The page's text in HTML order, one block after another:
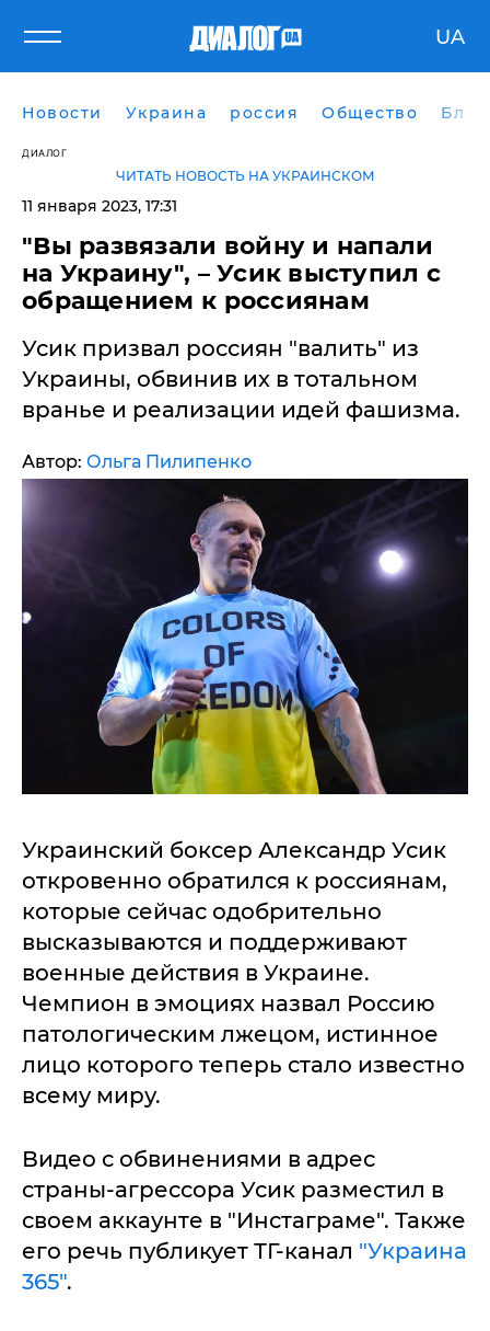
UA
Новости Украина россия Общество
ДИАЛОГ
ЧИТАТЬ НОВОСТЬ НА УКРАИНСКОМ
11 января 2023, 17:31
"Вы развязали войну и напали
на Украину", – Усик выступил с
обращением к россиянам
Усик призвал россиян "валить" из
Украины, обвинив их в тотальном
вранье и реализации идей фашизма.
Автор: Ольга Пилипенко
Украинский боксер Александр Усик
откровенно обратился к россиянам,
которые сейчас одобрительно
высказываются и поддерживают
военные действия в Украине.
Чемпион в эмоциях назвал Россию
патологическим лжецом, истинное
лицо которого теперь стало известно
всему миру.
Видео с обвинениями в адрес
страны-агрессора Усик разместил в
своем аккаунте в "Инстаграме". Также
его речь публикует ТГ-канал "Украина
365".